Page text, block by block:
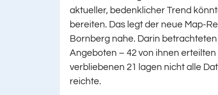
aktueller, bedenklicher Trend
bereiten. Das legt der neue Map-
Bornberg nahe. Darin
Angeboten – 42 von ihnen
verbliebenen 21 lagen nicht alle
reichte.